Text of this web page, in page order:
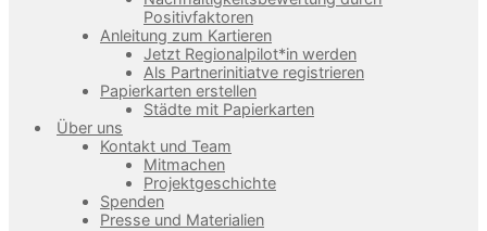
Positivfaktoren
Anleitung zum Kartieren
Jetzt Regionalpilot*in werden
Als Partnerinitiatve registrieren
Papierkarten erstellen
Städte mit Papierkarten
Über uns
Kontakt und Team
Mitmachen
Projektgeschichte
Spenden
Presse und Materialien